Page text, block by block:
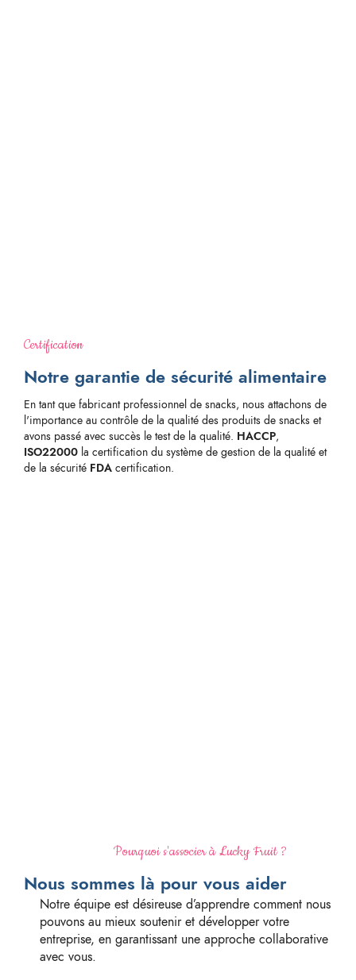
Certification
Notre garantie de sécurité alimentaire
En tant que fabricant professionnel de snacks, nous attachons de
l'importance au contrôle de la qualité des produits de snacks et
avons passé avec succès le test de la qualité. HACCP,
ISO22000 la certification du système de gestion de la qualité et
de la sécurité FDA certification.
Pourquoi s'associer à Lucky Fruit ?
Nous sommes là pour vous aider
Notre équipe est désireuse d’apprendre comment nous
pouvons au mieux soutenir et développer votre
entreprise, en garantissant une approche collaborative
avec vous.